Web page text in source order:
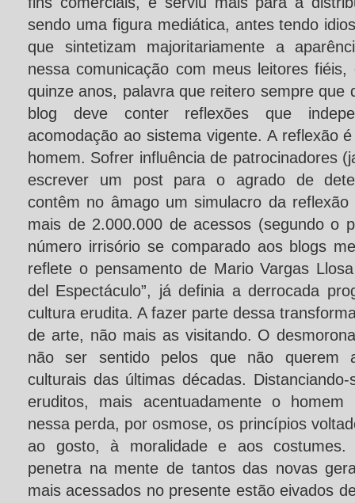
sendo uma figura mediática, antes tendo
que sintetizam majoritariamente a
nessa comunicação com meus leitores
quinze anos, palavra que reitero sempre que
blog deve conter reflexões que
acomodação ao sistema vigente. A reflexão
homem. Sofrer influência de patrocinadores
escrever um post para o agrado de
contêm no âmago um simulacro da
mais de 2.000.000 de acessos (segundo o
número irrisório se comparado aos blogs
reflete o pensamento de Mario Vargas
del Espectáculo”, já definia a derrocada
cultura erudita. A fazer parte dessa
de arte, não mais as visitando. O
não ser sentido pelos que não querem
culturais das últimas décadas.
eruditos, mais acentuadamente o
nessa perda, por osmose, os princípios
ao gosto, à moralidade e aos costumes.
penetra na mente de tantos das novas
mais acessados no presente estão eivados